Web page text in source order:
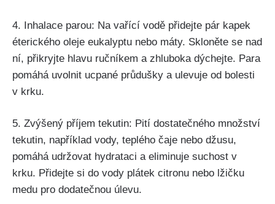
4. Inhalace parou: Na⁢ vařící vodě​ přidejte pár kapek
⁤éterického oleje eukalyptu nebo máty. ⁤Skloněte se nad⁣
ní, přikryjte hlavu ​ručníkem a zhluboka ‍dýchejte. Para
pomáhá‍ uvolnit ‌ucpané průdušky a ulevuje od bolesti
v krku.
5. Zvýšený příjem tekutin: Pití dostatečného množství
tekutin, například vody, teplého ‍čaje⁤ nebo ​džusu,​
pomáhá udržovat hydrataci a eliminuje suchost v‌
krku. Přidejte si do⁤ vody plátek​ citronu nebo lžičku⁤
medu pro dodatečnou úlevu.